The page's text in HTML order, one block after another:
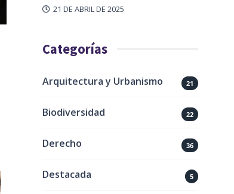
21 DE ABRIL DE 2025
Categorías
Arquitectura y Urbanismo 21
Biodiversidad 22
Derecho 36
Destacada 5